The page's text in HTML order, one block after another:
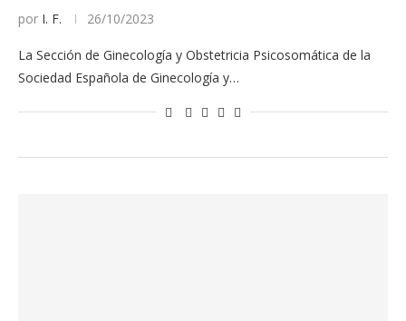
por I. F. 26/10/2023
La Sección de Ginecología y Obstetricia Psicosomática de la
Sociedad Española de Ginecología y…